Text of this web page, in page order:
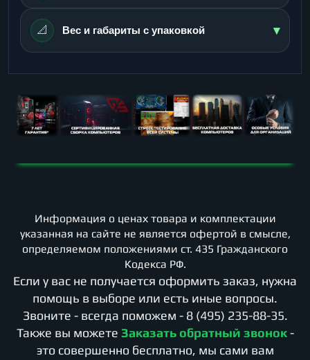
📐 Вес и габариты с упаковкой ▾
Информация о ценах товара и комплектации
указанная на сайте не является офертой в смысле,
определяемом положениями ст. 435 Гражданского
Кодекса РФ.
Если у вас не получается оформить заказ, нужна
помощь в выборе или есть иные вопросы.
Звоните - всегда поможем - 8 (495) 235-88-35.
Также вы можете Заказать обратный звонок -
это совершенно бесплатно, мы сами вам